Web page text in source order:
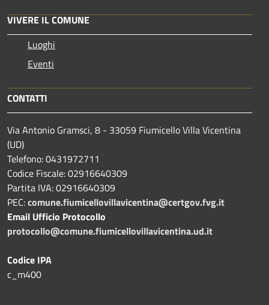
VIVERE IL COMUNE
Luoghi
Eventi
CONTATTI
Via Antonio Gramsci, 8 - 33059 Fiumicello Villa Vicentina
(UD)
Telefono: 0431972711
Codice Fiscale: 02916640309
Partita IVA: 02916640309
PEC:comune.fiumicellovillavicentina@certgov.fvg.it
Email Ufficio Protocollo
protocollo@comune.fiumicellovillavicentina.ud.it
Codice IPA
c_m400